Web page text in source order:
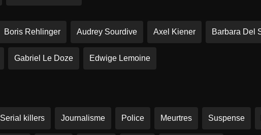
Boris Rehlinger Audrey Sourdive Axel Kiener Barbara Del
Gabriel Le Doze Edwige Lemoine
Serial killers Journalisme Police Meurtres Suspense